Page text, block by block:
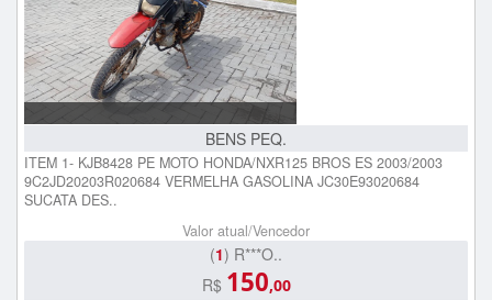
BENS PEQ.
ITEM 1- KJB8428 PE MOTO HONDA/NXR125 BROS ES 2003/2003
9C2JD20203R020684 VERMELHA GASOLINA JC30E93020684
SUCATA DES..
Valor atual/Vencedor
(1) R***O..
R$ 150,00